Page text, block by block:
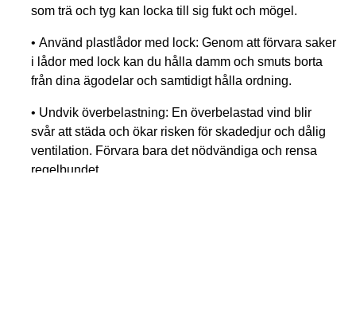
som trä och tyg kan locka till sig fukt och mögel.
•Använd plastlådor med lock: Genom att förvara saker
i lådor med lock kan du hålla damm och smuts borta
från dina ägodelar och samtidigt hålla ordning.
• Undvik överbelastning: En överbelastad vind blir
svår att städa och ökar risken för skadedjur och dålig
ventilation. Förvara bara det nödvändiga och rensa
regelbundet.